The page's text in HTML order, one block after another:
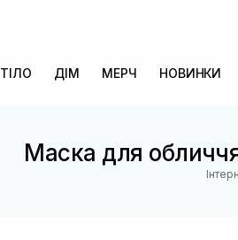
ТІЛО ДІМ МЕРЧ НОВИНКИ
Маска для